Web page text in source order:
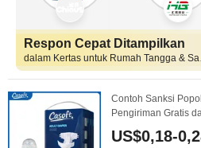
Respon Cepat Ditampilkan
Contoh Sanksi
Pengiriman Gratis
US$0,18-